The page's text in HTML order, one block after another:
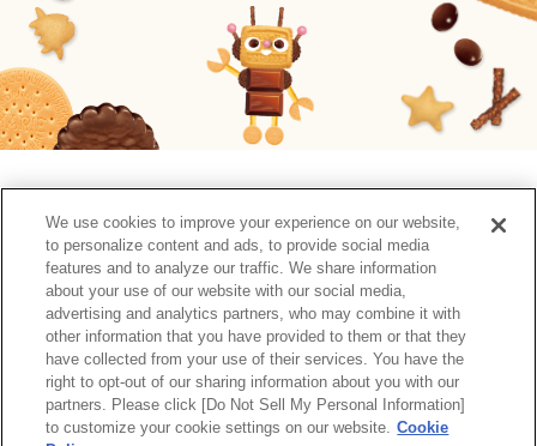
森永製菓公式アカウント一覧
サイトマップ RSSの配信について
プライバシーポリシー
ウェブアクセシビリティ
ご利用規約 リンク
We use cookies to improve your experience on our website,
to personalize content and ads, to provide social media
features and to analyze our traffic. We share information
about your use of our website with our social media,
advertising and analytics partners, who may combine it with
other information that you have provided to them or that they
have collected from your use of their services. You have the
right to opt-out of our sharing information about you with our
partners. Please click [Do Not Sell My Personal Information]
to customize your cookie settings on our website. Cookie